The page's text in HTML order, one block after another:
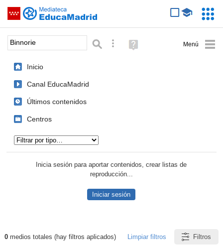
Saltar navegación
Palabra o frase: Búsqueda avanzada
Ayuda
(en
Inicio
Canal EducaMadrid
Últimos contenidos
Centros
Inicia sesión para aportar contenidos, crear listas de
reproducción...
Iniciar sesión
Resultados de: Binnorie
0medios totales (hay filtros aplicados) Limpiar filtros Filtros